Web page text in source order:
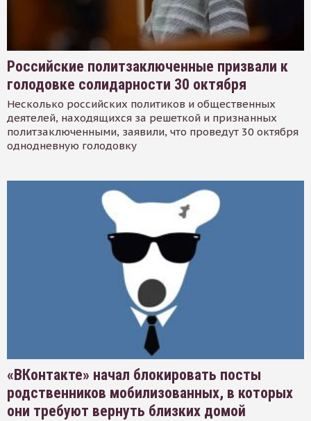
Российские политзаключенные призвали к
голодовке солидарности 30 октября
Несколько российских политиков и общественных
деятелей, находящихся за решеткой и признанных
политзаключенными, заявили, что проведут 30 октября
однодневную голодовку
«ВКонтакте» начал блокировать посты
родственников мобилизованных, в которых
они требуют вернуть близких домой